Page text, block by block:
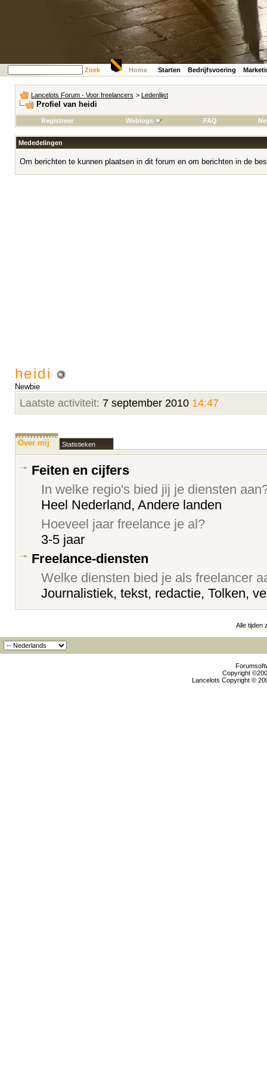
Zoek Home Starten Bedrijfsvoering
Lancelots Forum - Voor freelancers > Ledenlijst
Profiel van heidi
Registreer Weblogs FAQ
Mededelingen
Om berichten te kunnen plaatsen in dit forum en om berichten in de
heidi
Newbie
Laatste activiteit: 7 september 2010 14:47
Over mij Statistieken
Feiten en cijfers
In welke regio's bied jij je diensten
Heel Nederland, Andere landen
Hoeveel jaar freelance je al?
3-5 jaar
Freelance-diensten
Welke diensten bied je als freelancer
Journalistiek, tekst, redactie, Tolken,
Alle tijden
Copyright
Lancelots Copyright ©